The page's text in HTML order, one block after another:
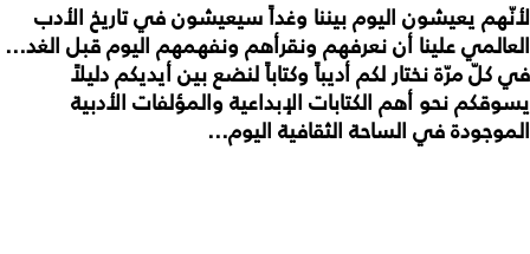
لأنّهم يعيشون اليوم بيننا وغداً سيعيشون في تاريخ الأدب
العالمي علينا أن نعرفهم ونقرأهم ونفهمهم اليوم قبل الغد...
في كلّ مرّة نختار لكم أديباً وكتاباً لنضع بين أيديكم دليلاً
يسوقكم نحو أهم الكتابات الإبداعية والمؤلفات الأدبية
الموجودة في الساحة الثقافية اليوم...